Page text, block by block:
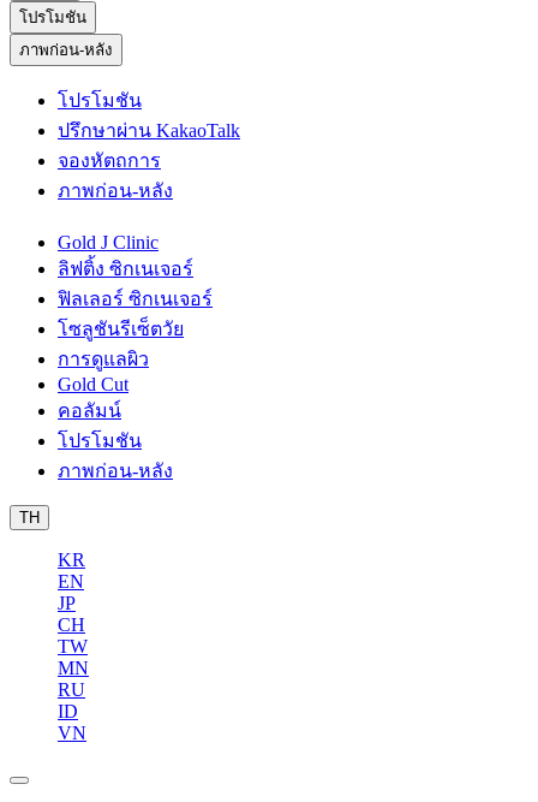
โปรโมชัน
ภาพก่อน-หลัง
โปรโมชัน
ปรึกษาผ่าน KakaoTalk
จองหัตถการ
ภาพก่อน-หลัง
Gold J Clinic
ลิฟติ้ง ซิกเนเจอร์
ฟิลเลอร์ ซิกเนเจอร์
โซลูชันรีเซ็ตวัย
การดูแลผิว
Gold Cut
คอลัมน์
โปรโมชัน
ภาพก่อน-หลัง
TH
KR
EN
JP
CH
TW
MN
RU
ID
VN